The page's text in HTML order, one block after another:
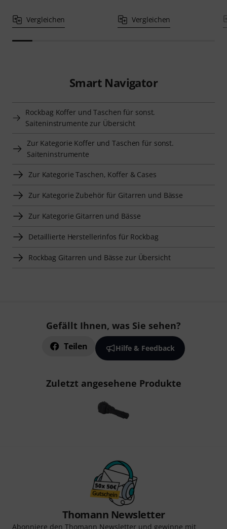
Vergleichen Vergleichen
Smart Navigator
Rockbag Koffer und Taschen für sonst.
Saiteninstrumente zur Übersicht
Zur Kategorie Koffer und Taschen für sonst.
Saiteninstrumente
Zur Kategorie Taschen, Koffer & Cases
Zur Kategorie Zubehör für Gitarren und Bässe
Zur Kategorie Gitarren und Bässe
Detaillierte Herstellerinfos für Rockbag
Rockbag Gitarren und Bässe zur Übersicht
Gefällt Ihnen, was Sie sehen?
Teilen Hilfe & Feedback
Zuletzt angesehene Produkte
Thomann Newsletter
Abonniere den Thomann Newsletter und gewinne mit